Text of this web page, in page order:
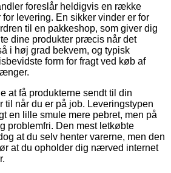
foreslår heldigvis en række
levering. En sikker vinder er for
til en pakkeshop, som giver dig
dine produkter præcis når det
i høj grad bekvem, og typisk
form for fragt ved køb af
at få produkterne sendt til din
til når du er på job. Leveringstypen
en lille smule mere pebret, men på
problemfri. Den mest letkøbte
at du selv henter varerne, men den
at du opholder dig nærved internet